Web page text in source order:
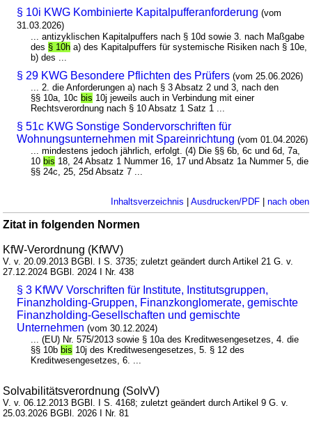
§ 10i KWG Kombinierte Kapitalpufferanforderung (vom
31.03.2026)
... antizyklischen Kapitalpuffers nach § 10d sowie 3. nach Maßgabe
des § 10h a) des Kapitalpuffers für systemische Risiken nach § 10e,
b) des ...
§ 29 KWG Besondere Pflichten des Prüfers (vom 25.06.2026)
... 2. die Anforderungen a) nach § 3 Absatz 2 und 3, nach den
§§ 10a, 10cbis 10j jeweils auch in Verbindung mit einer
Rechtsverordnung nach § 10 Absatz 1 Satz 1 ...
§ 51c KWG Sonstige Sondervorschriften für
Wohnungsunternehmen mit Spareinrichtung (vom 01.04.2026)
... mindestens jedoch jährlich, erfolgt. (4) Die §§ 6b, 6c und 6d, 7a,
10bis 18, 24 Absatz 1 Nummer 16, 17 und Absatz 1a Nummer 5, die
§§ 24c, 25, 25d Absatz 7 ...
Inhaltsverzeichnis | Ausdrucken/PDF| nach oben
Zitat in folgenden Normen
KfW-Verordnung (KfWV)
V. v. 20.09.2013 BGBl. I S. 3735; zuletzt geändert durch Artikel 21 G. v.
27.12.2024 BGBl. 2024 I Nr. 438
§ 3 KfWV Vorschriften für Institute, Institutsgruppen,
Finanzholding-Gruppen, Finanzkonglomerate, gemischte
Finanzholding-Gesellschaften und gemischte
Unternehmen (vom 30.12.2024)
... (EU) Nr. 575/2013 sowie § 10a des Kreditwesengesetzes, 4. die
§§ 10bbis 10j des Kreditwesengesetzes, 5. § 12 des
Kreditwesengesetzes, 6. ...
Solvabilitätsverordnung (SolvV)
V. v. 06.12.2013 BGBl. I S. 4168; zuletzt geändert durch Artikel 9 G. v.
25.03.2026 BGBl. 2026 I Nr. 81